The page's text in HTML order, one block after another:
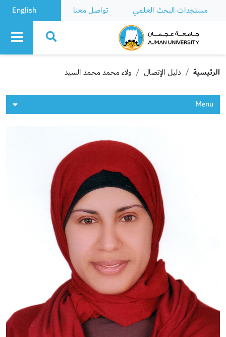
مستجدات البحث العلمي تواصل معنا English
Ajman University
الرئيسية دليل الإتصال ولاء محمد محمد السيد
Menu